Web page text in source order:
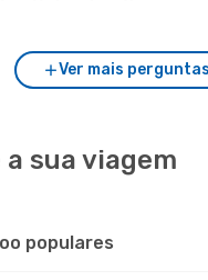
Ver mais perguntas
a sua viagem
populares